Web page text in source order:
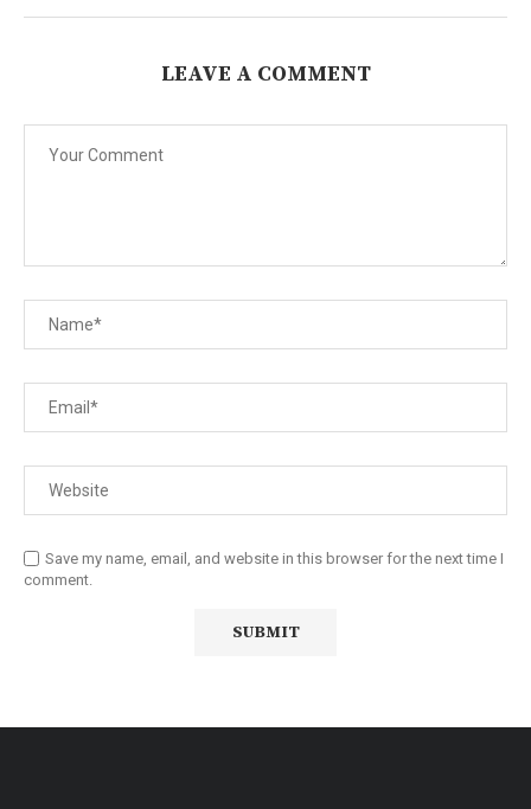
LEAVE A COMMENT
Save my name, email, and website in this browser for the next time I
comment.